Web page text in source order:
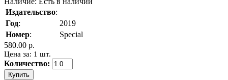
Издательство:
Год:
2019
Номер:
Special
580.00 р.
Цена за: 1 шт.
Количество: